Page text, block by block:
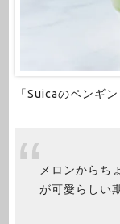
「Suicaのペンギ
メロンからち
が可愛らしい